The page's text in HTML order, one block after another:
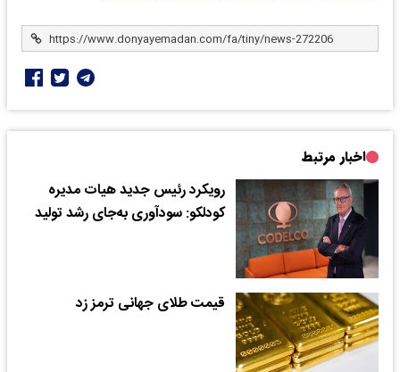
اخبار مرتبط
رویکرد رئیس جدید هیات مدیره
کودلکو: سودآوری به‌جای رشد تولید
قیمت طلای جهانی ترمز زد